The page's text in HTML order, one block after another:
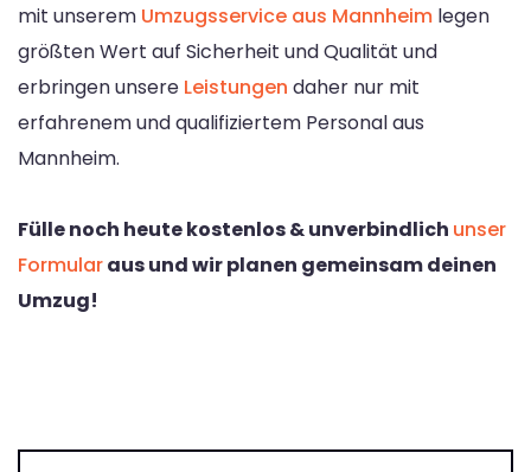
mit unserem Umzugsservice aus Mannheim legen
größten Wert auf Sicherheit und Qualität und
erbringen unsere Leistungen daher nur mit
erfahrenem und qualifiziertem Personal aus
Mannheim.
Fülle noch heute kostenlos & unverbindlich unser
Formularaus und wir planen gemeinsam deinen
Umzug!